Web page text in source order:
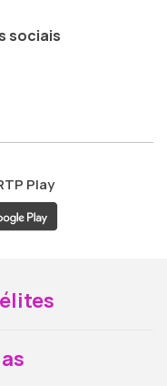
sociais
ao
Play